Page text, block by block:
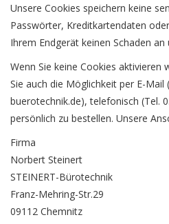
Unsere Cookies speichern keine
Passwörter, Kreditkartendaten
Ihrem Endgerät keinen Schaden
Wenn Sie keine Cookies aktivieren
Sie auch die Möglichkeit per E-Mail (
buerotechnik.de), telefonisch (Tel.
persönlich zu bestellen. Unsere
Firma
Norbert Steinert
STEINERT-Bürotechnik
Franz-Mehring-Str.29
09112 Chemnitz